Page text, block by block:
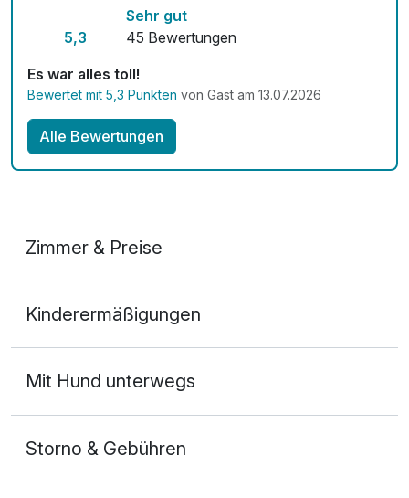
Mit Hotelbar5,3
Sehr gut
45 Bewertungen
Es war alles toll!
Bewertet mit 5,3 Punkten von Gast am 13.07.2026
Alle Bewertungen
Zimmer & Preise
2 Erwachsene
Kinderermäßigungen
Mit Hund unterwegs
Storno & Gebühren